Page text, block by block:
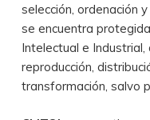
selección, ordenación
se encuentra
Intelectual e
reproducción,
transformación, salvo